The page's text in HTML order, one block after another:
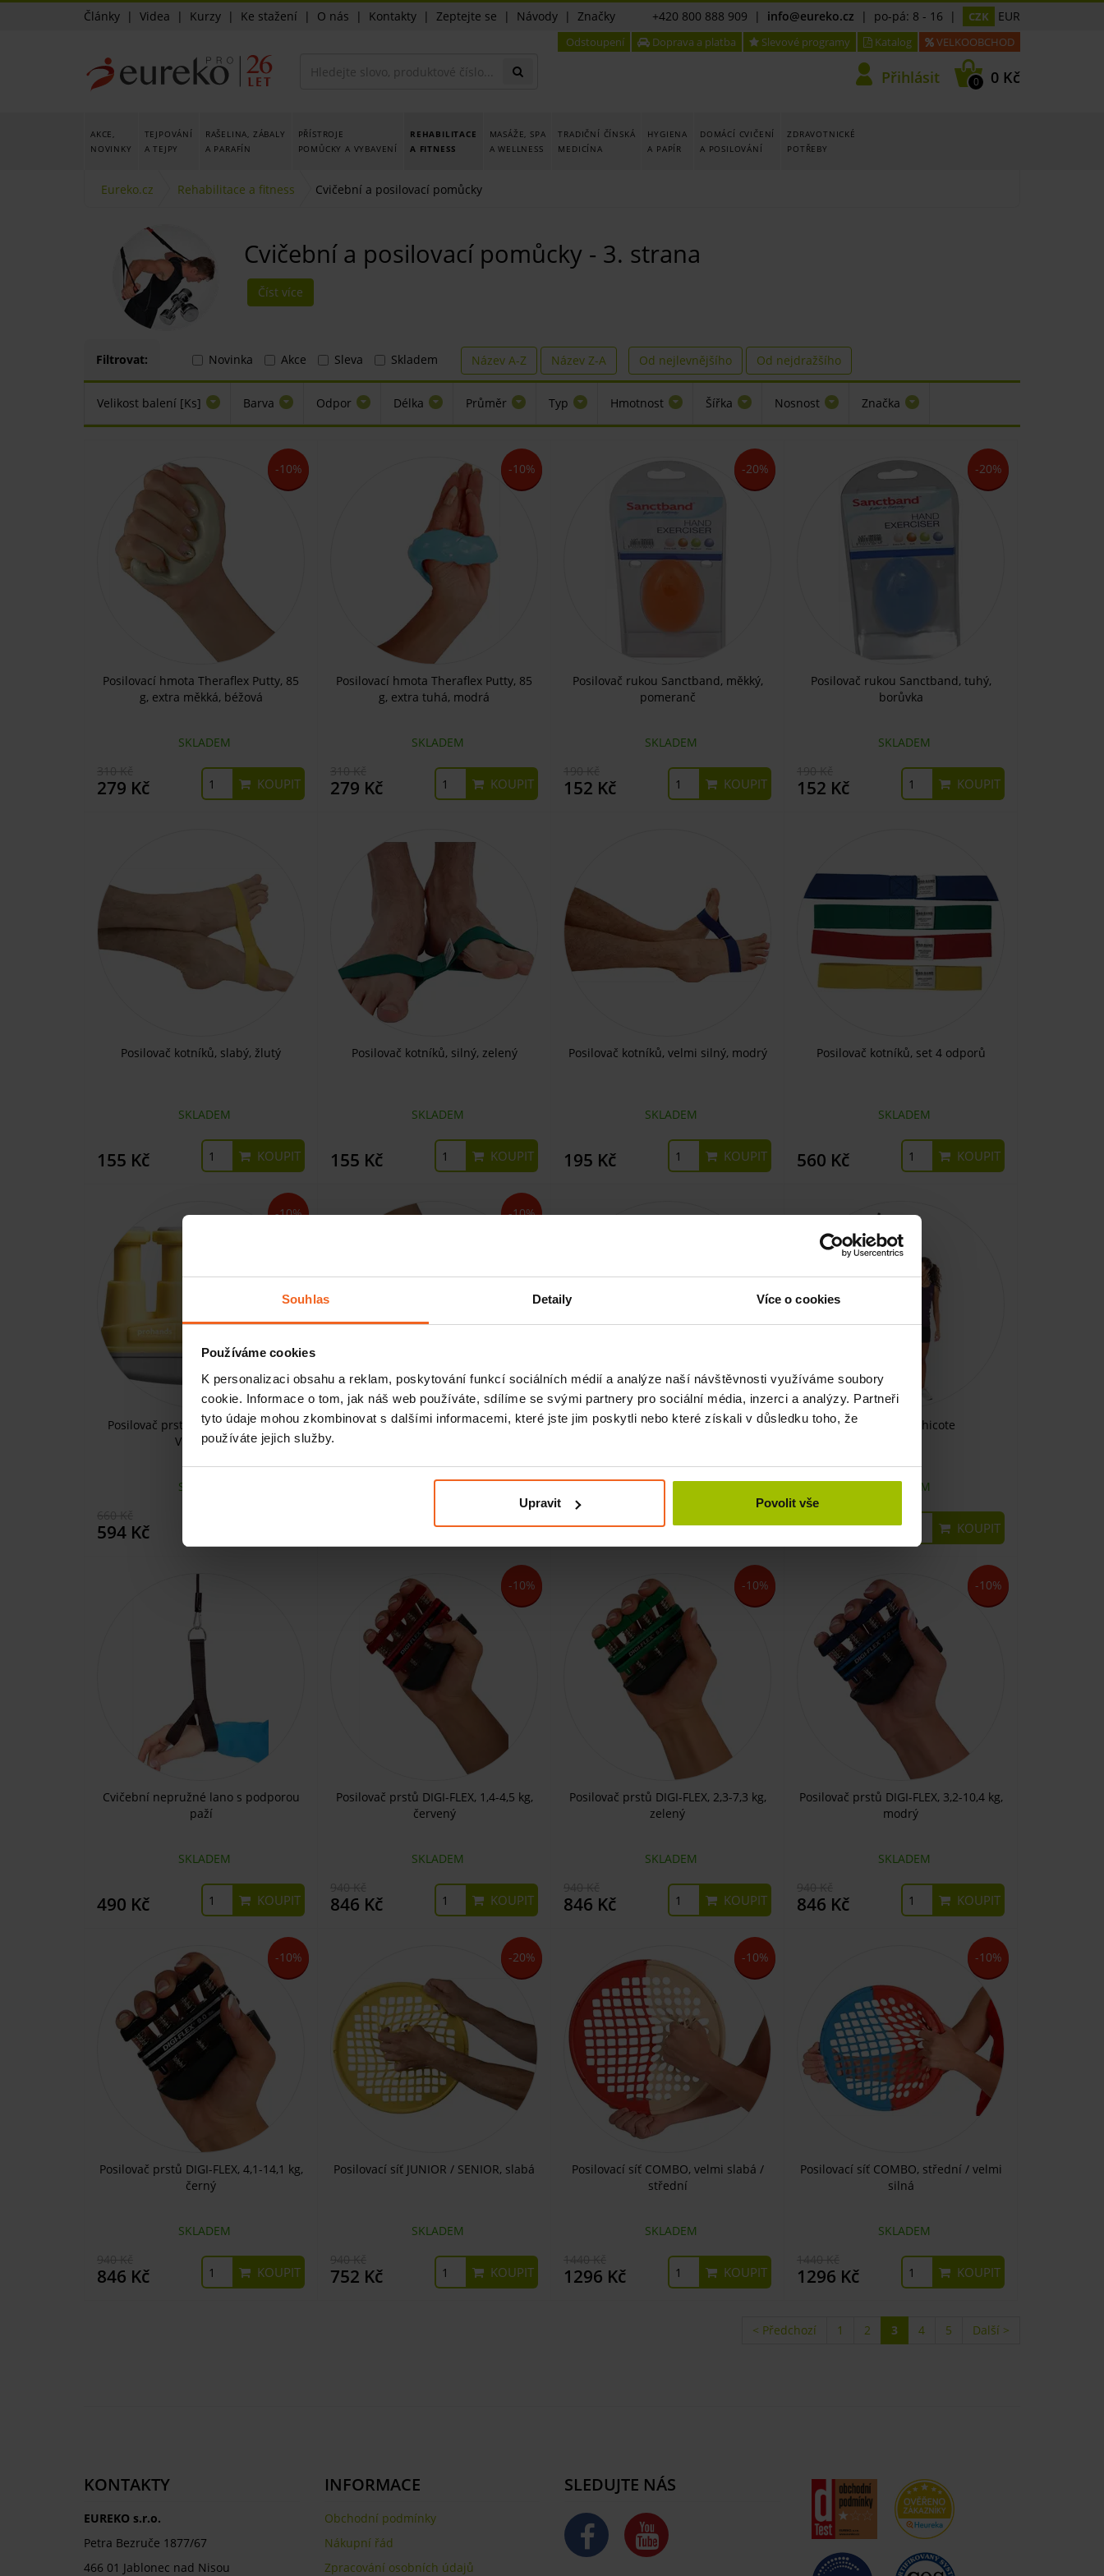
Souhlas Detaily Více o cookies
Používáme cookies
K personalizaci obsahu a reklam, poskytování funkcí sociálních médií a analýze naší návštěvnosti využíváme soubory
cookie. Informace o tom, jak náš web používáte, sdílíme se svými partnery pro sociální média, inzerci a analýzy. Partneři
tyto údaje mohou zkombinovat s dalšími informacemi, které jste jim poskytli nebo které získali v důsledku toho, že
používáte jejich služby.
Upravit Povolit vše
Články | Videa | Kurzy | Ke stažení | O nás | Kontakty | Zeptejte se | Návody | Značky +420 800 888 909 | info@eureko.cz | po-pá: 8 - 16 | CZK EUR
Odstoupení Doprava a platba Slevové programy Katalog VELKOOBCHOD
Přihlásit 0 0 Kč
AKCE,
NOVINKY
TEJPOVÁNÍ
A TEJPY
RAŠELINA, ZÁBALY
A PARAFÍN
PŘÍSTROJE
POMŮCKY A VYBAVENÍ
REHABILITACE
A FITNESS
MASÁŽE, SPA
A WELLNESS
TRADIČNÍ ČÍNSKÁ
MEDICÍNA
HYGIENA
A PAPÍR
DOMÁCÍ CVIČENÍ
A POSILOVÁNÍ
ZDRAVOTNICKÉ
POTŘEBY
Eureko.cz Rehabilitace a fitness Cvičební a posilovací pomůcky
Cvičební a posilovací pomůcky - 3. strana
Číst více
Filtrovat: Novinka Akce Sleva Skladem Název A-Z Název Z-A Od nejlevnějšího Od nejdražšího
Velikost balení [Ks] Barva Odpor Délka Průměr Typ Hmotnost Šířka Nosnost Značka
-10%
Posilovací hmota Theraflex Putty, 85
g, extra měkká, béžová
SKLADEM
279 Kč KOUPIT
-10%
Posilovací hmota Theraflex Putty, 85
g, extra tuhá, modrá
SKLADEM
279 Kč KOUPIT
-20%
Posilovač rukou Sanctband, měkký,
pomeranč
SKLADEM
152 Kč KOUPIT
-20%
Posilovač rukou Sanctband, tuhý,
borůvka
SKLADEM
152 Kč KOUPIT
Posilovač kotníků, slabý, žlutý
SKLADEM
155 Kč KOUPIT
Posilovač kotníků, silný, zelený
SKLADEM
155 Kč KOUPIT
Posilovač kotníků, velmi silný, modrý
SKLADEM
195 Kč KOUPIT
Posilovač kotníků, set 4 odporů
SKLADEM
560 Kč KOUPIT
-10%
Posilovač prstů PROHANDS model
VIA, slabý
SKLADEM
594 Kč
-10%
Posilovač prstů DIGI-EXTEND + sada
SKLADEM
KOUPIT
Sada gumiček pro DIGI-EXTEND
SKLADEM
425 Kč KOUPIT
Vibrační tyč Chicote
SKLADEM
550 Kč KOUPIT
Cvičební nepružné lano s podporou
paží
SKLADEM
490 Kč KOUPIT
-10%
Posilovač prstů DIGI-FLEX, 1,4-4,5 kg,
červený
SKLADEM
846 Kč KOUPIT
-10%
Posilovač prstů DIGI-FLEX, 2,3-7,3 kg,
zelený
SKLADEM
846 Kč KOUPIT
-10%
Posilovač prstů DIGI-FLEX, 3,2-10,4 kg,
modrý
SKLADEM
846 Kč KOUPIT
-10%
Posilovač prstů DIGI-FLEX, 4,1-14,1 kg,
černý
SKLADEM
846 Kč KOUPIT
-20%
Posilovací síť JUNIOR / SENIOR, slabá
SKLADEM
752 Kč KOUPIT
-10%
Posilovací síť COMBO, velmi slabá /
střední
SKLADEM
1296 Kč KOUPIT
-10%
Posilovací síť COMBO, střední / velmi
silná
SKLADEM
1296 Kč KOUPIT
< Předchozí 1 2 3 4 5 Další >
KONTAKTY
EUREKO s.r.o.
Petra Bezruče 1877/67
466 01 Jablonec nad Nisou
INFORMACE
Obchodní podmínky
Nákupní řád
Zpracování osobních údajů
SLEDUJTE NÁS